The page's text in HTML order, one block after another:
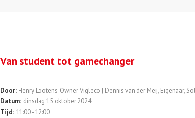
Van student tot gamechanger
Door: Henry Lootens, Owner, Vigleco | Dennis van der Meij, Eigenaar,
Datum: dinsdag 15 oktober 2024
Tijd: 11:00 - 12:00